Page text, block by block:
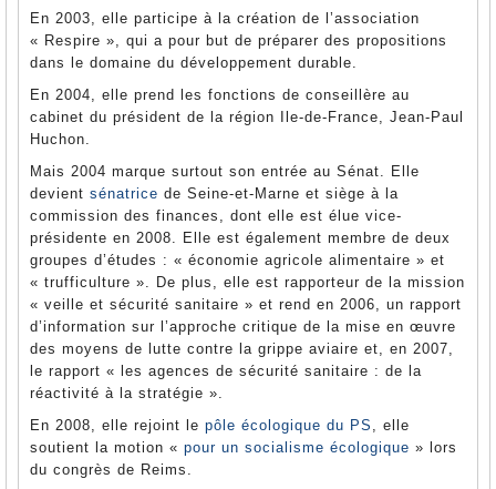
En 2003, elle participe à la création de l’association
« Respire », qui a pour but de préparer des propositions
dans le domaine du développement durable.
En 2004, elle prend les fonctions de conseillère au
cabinet du président de la région Ile-de-France, Jean-Paul
Huchon.
Mais 2004 marque surtout son entrée au Sénat. Elle
devient sénatrice de Seine-et-Marne et siège à la
commission des finances, dont elle est élue vice-
présidente en 2008. Elle est également membre de deux
groupes d’études : « économie agricole alimentaire » et
« trufficulture ». De plus, elle est rapporteur de la mission
« veille et sécurité sanitaire » et rend en 2006, un rapport
d’information sur l’approche critique de la mise en œuvre
des moyens de lutte contre la grippe aviaire et, en 2007,
le rapport « les agences de sécurité sanitaire : de la
réactivité à la stratégie ».
En 2008, elle rejoint le pôle écologique du PS , elle
soutient la motion « pour un socialisme écologique » lors
du congrès de Reims.